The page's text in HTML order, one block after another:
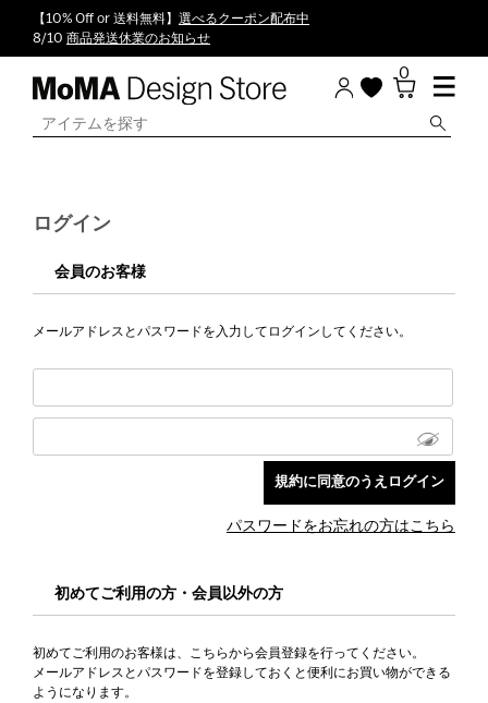
【10% Off or 送料無料】 選べるクーポン配布中
8/10 商品発送休業のお知らせ
0
ログイン
会員のお客様
メールアドレスとパスワードを入力してログインしてください。
パスワードをお忘れの方はこちら
初めてご利用の方・会員以外の方
初めてご利用のお客様は、こちらから会員登録を行ってください。
メールアドレスとパスワードを登録しておくと便利にお買い物ができる
ようになります。